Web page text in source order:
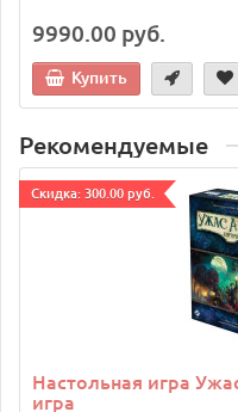
9990.00 руб.
Купить
Рекомендуемые
Cкидка: 300.00 руб.
Настольная игра
игра